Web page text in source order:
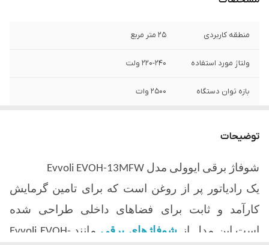
منطقه کاربردی 25 متر مربع
ولتاژ مورد استفاده 220-240 ولت
بازه توان دستگاه 2500 وات
توضیحات
شوفاژ برقی ایوولی مدل Evvoli EVOH-13MFW
یک رادیاتور پر از روغن است که برای تامین گرمایش
کارآمد و ثابت برای فضاهای داخلی طراحی شده
است.این مدل از
شوفاژهای برقی مانند Evvoli EVOH-